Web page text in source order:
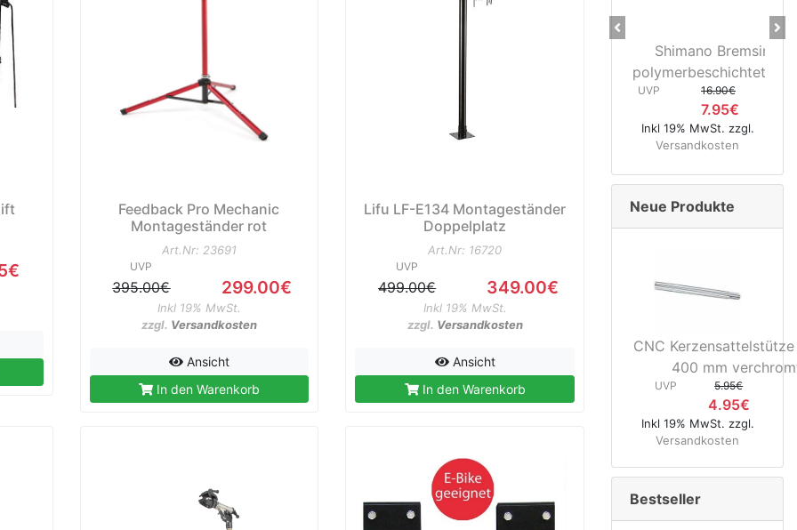
Feedback Pro Mechanic
Montageständer rot
Art.Nr: 23691
UVP
395.00€ 299.00€
Inkl 19% MwSt.
zzgl. Versandkosten
Ansicht
In den Warenkorb
Lifu LF-E134 Montageständer
Doppelplatz
Art.Nr: 16720
UVP
499.00€ 349.00€
Inkl 19% MwSt.
zzgl. Versandkosten
Ansicht
In den Warenkorb
Shimano Bremsinnenzug
polymerbeschichtet Rennrad ...
16.90€
Inkl 19% MwSt. zzgl.
Versandkosten
28"
3D37
UVP
Inkl 19%
Previous
Neue Produkte
CNC
400 mm
UVP 5.95€
4.95€
Inkl 19% MwSt. zzgl.
Versandkosten
Bestseller